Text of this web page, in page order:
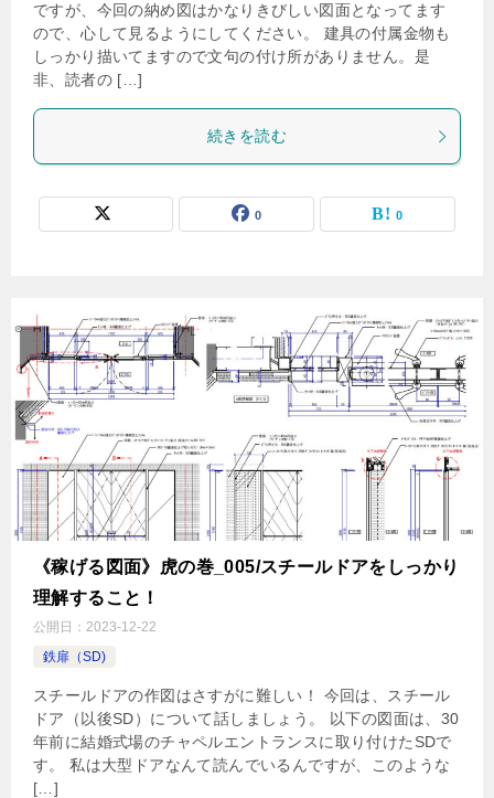
ですが、今回の納め図はかなりきびしい図面となってます
ので、心して見るようにしてください。 建具の付属金物も
しっかり描いてますので文句の付け所がありません。是
非、読者の […]
続きを読む
0 0
《稼げる図面》虎の巻_005/スチールドアをしっかり
理解すること！
公開日： 2023-12-22
鉄扉（SD)
スチールドアの作図はさすがに難しい！ 今回は、スチール
ドア（以後SD）について話しましょう。 以下の図面は、30
年前に結婚式場のチャペルエントランスに取り付けたSDで
す。 私は大型ドアなんて読んでいるんですが、このような
[…]